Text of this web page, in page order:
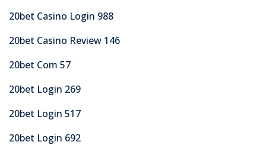
20bet Casino Login 988
20bet Casino Review 146
20bet Com 57
20bet Login 269
20bet Login 517
20bet Login 692